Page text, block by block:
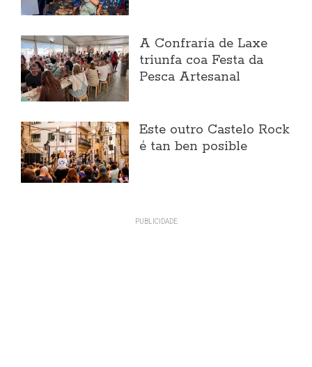
A Confraría de Laxe
triunfa coa Festa da
Pesca Artesanal
Este outro Castelo Rock
é tan ben posible